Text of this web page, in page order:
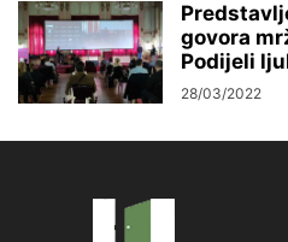
govora
Podijeli
28/03/2022